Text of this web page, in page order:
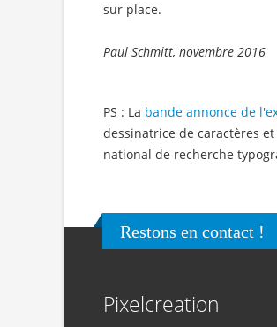
sur place.
Paul Schmitt, novembre 2016
PS : La bande annonce de
dessinatrice de caractères
national de recherche
Restons en contact !
Pixelcreation